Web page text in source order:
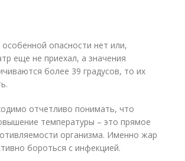
опасности нет или,
еще не приехал, а значения
более 39 градусов, то их
отчетливо понимать, что
температуры – это прямое
организма. Именно жар
бороться с инфекцией.